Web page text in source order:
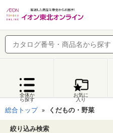
全体か
ら探す
お気に
入り
総合トップ くだもの・野菜
絞り込み検索